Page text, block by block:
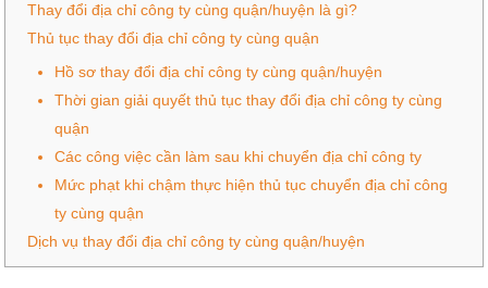
Thay đổi địa chỉ công ty cùng quận/huyện là gì?
Thủ tục thay đổi địa chỉ công ty cùng quận
Hồ sơ thay đổi địa chỉ công ty cùng quận/huyện
Thời gian giải quyết thủ tục thay đổi địa chỉ công ty cùng
quận
Các công việc cần làm sau khi chuyển địa chỉ công ty
Mức phạt khi chậm thực hiện thủ tục chuyển địa chỉ công
ty cùng quận
Dịch vụ thay đổi địa chỉ công ty cùng quận/huyện